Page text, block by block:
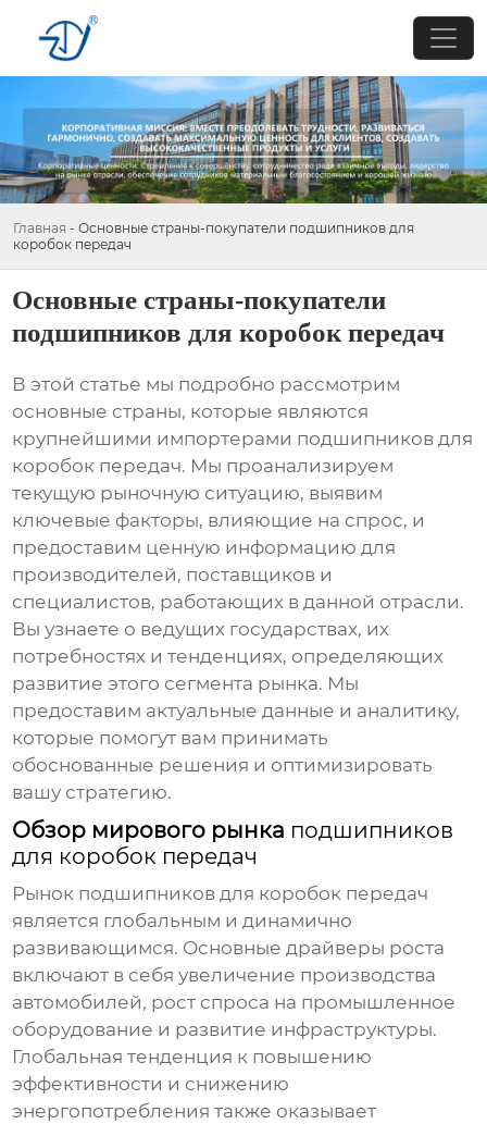
Главная - Основные страны-покупатели подшипников для
коробок передач
Основные страны-покупатели
подшипников для коробок передач
В этой статье мы подробно рассмотрим
основные страны, которые являются
крупнейшими импортерами подшипников для
коробок передач. Мы проанализируем
текущую рыночную ситуацию, выявим
ключевые факторы, влияющие на спрос, и
предоставим ценную информацию для
производителей, поставщиков и
специалистов, работающих в данной отрасли.
Вы узнаете о ведущих государствах, их
потребностях и тенденциях, определяющих
развитие этого сегмента рынка. Мы
предоставим актуальные данные и аналитику,
которые помогут вам принимать
обоснованные решения и оптимизировать
вашу стратегию.
Обзор мирового рынка подшипников
для коробок передач
Рынок подшипников для коробок передач
является глобальным и динамично
развивающимся. Основные драйверы роста
включают в себя увеличение производства
автомобилей, рост спроса на промышленное
оборудование и развитие инфраструктуры.
Глобальная тенденция к повышению
эффективности и снижению
энергопотребления также оказывает